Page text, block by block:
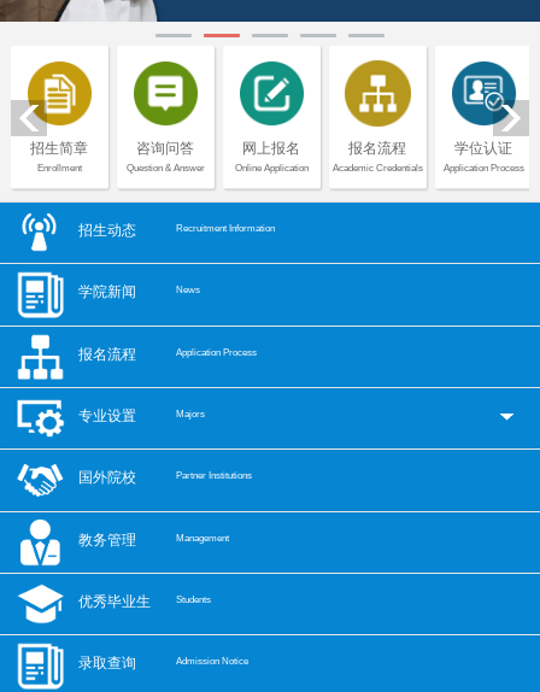
招生简章
Enrollment
咨询问答
Question & Answer
网上报名
Online Application
报名流程
Academic Credentials
学位认证
Application Process
招生动态 Recruitment Information
学院新闻 News
报名流程 Application Process
专业设置 Majors
国外院校 Partner Institutions
教务管理 Management
优秀毕业生 Students
录取查询 Admission Notice